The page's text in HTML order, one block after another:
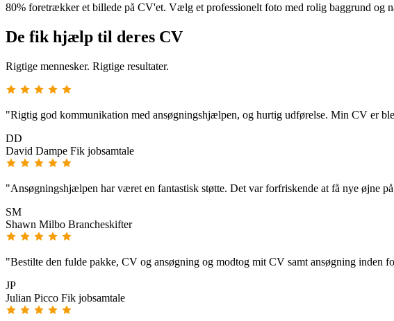
80% foretrækker et billede på CV'et. Vælg et professionelt foto med rolig baggrund og
De fik hjælp til deres CV
Rigtige mennesker. Rigtige resultater.
"Rigtig god kommunikation med ansøgningshjælpen, og hurtig udførelse. Min CV er
DD
David Dampe Fik jobsamtale
"Ansøgningshjælpen har været en fantastisk støtte. Det var forfriskende at få nye øjne
SM
Shawn Milbo Brancheskifter
"Bestilte den fulde pakke, CV og ansøgning og modtog mit CV samt ansøgning inden
JP
Julian Picco Fik jobsamtale